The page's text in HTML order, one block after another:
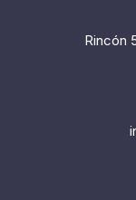
Rincón